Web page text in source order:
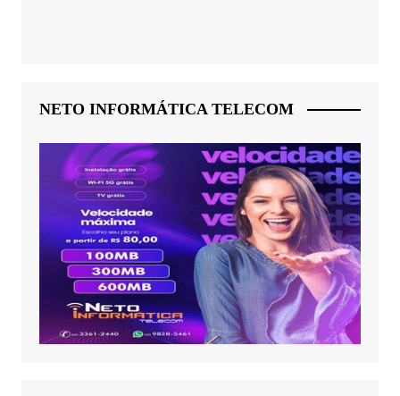
NETO INFORMÁTICA TELECOM